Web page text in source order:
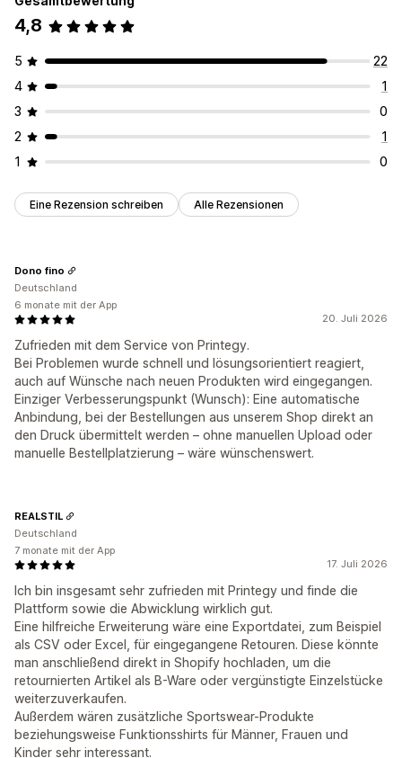
4,8
5
22
4
1
3
0
2
1
1
0
Eine Rezension schreiben Alle Rezensionen
20. Juli 2026
Zufrieden mit dem Service von Printegy.
Bei Problemen wurde schnell und lösungsorientiert reagiert,
auch auf Wünsche nach neuen Produkten wird eingegangen.
Einziger Verbesserungspunkt (Wunsch): Eine automatische
Anbindung, bei der Bestellungen aus unserem Shop direkt an
den Druck übermittelt werden – ohne manuellen Upload oder
manuelle Bestellplatzierung – wäre wünschenswert.
Dono fino
Deutschland
6 monate mit der App
17. Juli 2026
Ich bin insgesamt sehr zufrieden mit Printegy und finde die
Plattform sowie die Abwicklung wirklich gut.
Eine hilfreiche Erweiterung wäre eine Exportdatei, zum Beispiel
als CSV oder Excel, für eingegangene Retouren. Diese könnte
man anschließend direkt in Shopify hochladen, um die
retournierten Artikel als B-Ware oder vergünstigte Einzelstücke
weiterzuverkaufen.
Außerdem wären zusätzliche Sportswear-Produkte
beziehungsweise Funktionsshirts für Männer, Frauen und
Kinder sehr interessant.
REALSTIL
Deutschland
7 monate mit der App